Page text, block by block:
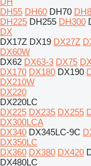
DH55 DH60 DH70
DH225 DH255 DH300
DX
DX17Z DX19 DX27Z
DX60W
DX62 DX63-3 DX75
DX170 DX180 DX190
DX210W
DX220
DX220LC
DX225 DX235 DX255
DX300LCA
DX340 DX345LC-9C
DX350LC
DX360 DX380 DX420
DX480LC